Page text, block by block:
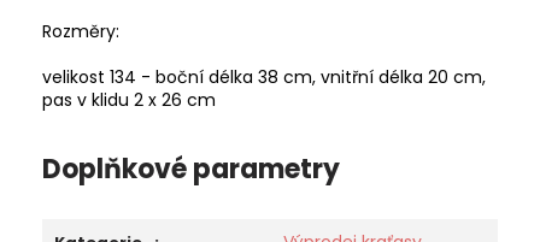
Rozměry:
velikost 134 - boční délka 38 cm, vnitřní délka 20 cm,
pas v klidu 2 x 26 cm
Doplňkové parametry